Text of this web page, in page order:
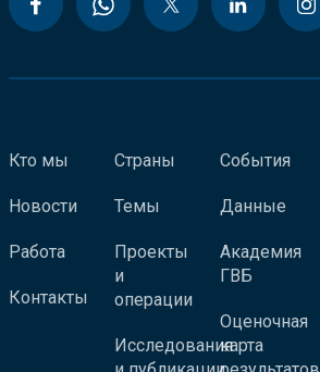
Кто мы
Новости
Работа
Контакты
Страны
Темы
Проекты
и
операции
Исследования
События
Данные
Академия
ГВБ
Оценочная
карта